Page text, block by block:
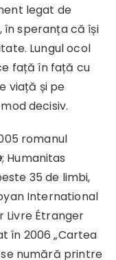
legat de
în speranța că își
Lungul ocol
față în față cu
viață și pe
decisiv.
romanul
; Humanitas
35 de limbi,
International
Livre Étranger
în 2006 „Cartea
se numără printre